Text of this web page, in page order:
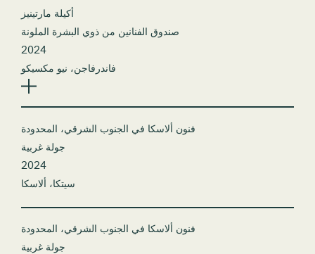
أكيلة مارتينيز
صندوق الفنانين من ذوي البشرة الملونة
2024
فاندرفاجن، نيو مكسيكو
فنون ألاسكا في الجنوب الشرقي، المحدودة
جولة غربية
2024
سيتكا، ألاسكا
فنون ألاسكا في الجنوب الشرقي، المحدودة
جولة غربية